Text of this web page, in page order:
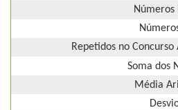
Números
Repetidos no
Soma dos
Média